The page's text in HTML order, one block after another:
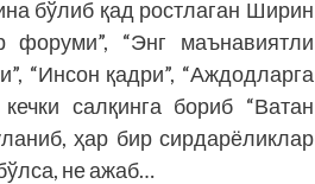
бўлиб қад ростлаган Ширин
форуми”, “Энг маънавиятли
“Инсон қадри”, “Аждодларга
салқинга бориб “Ватан
ҳар бир сирдарёликлар
не ажаб…